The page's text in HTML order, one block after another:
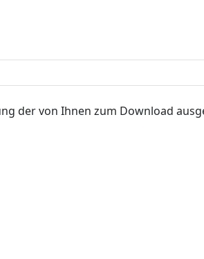
der von Ihnen zum Download